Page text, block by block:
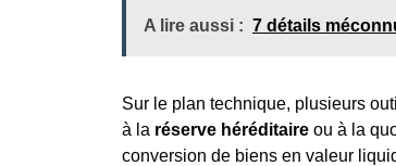
A lire aussi : 7 détails
Sur le plan technique, plusieurs
à la réserve héréditaire ou à la
conversion de biens en valeur